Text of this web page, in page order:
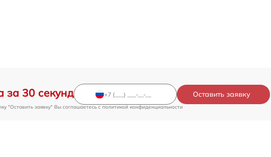
за 30 секунд Оставить заявку
"Оставить заявку" Вы соглашаетесь c политикой конфиденциальности